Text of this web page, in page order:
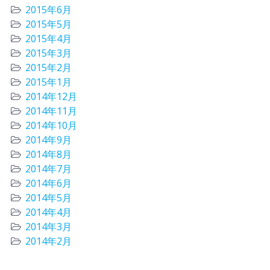
2015年6月
2015年5月
2015年4月
2015年3月
2015年2月
2015年1月
2014年12月
2014年11月
2014年10月
2014年9月
2014年8月
2014年7月
2014年6月
2014年5月
2014年4月
2014年3月
2014年2月